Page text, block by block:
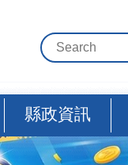
縣政資訊